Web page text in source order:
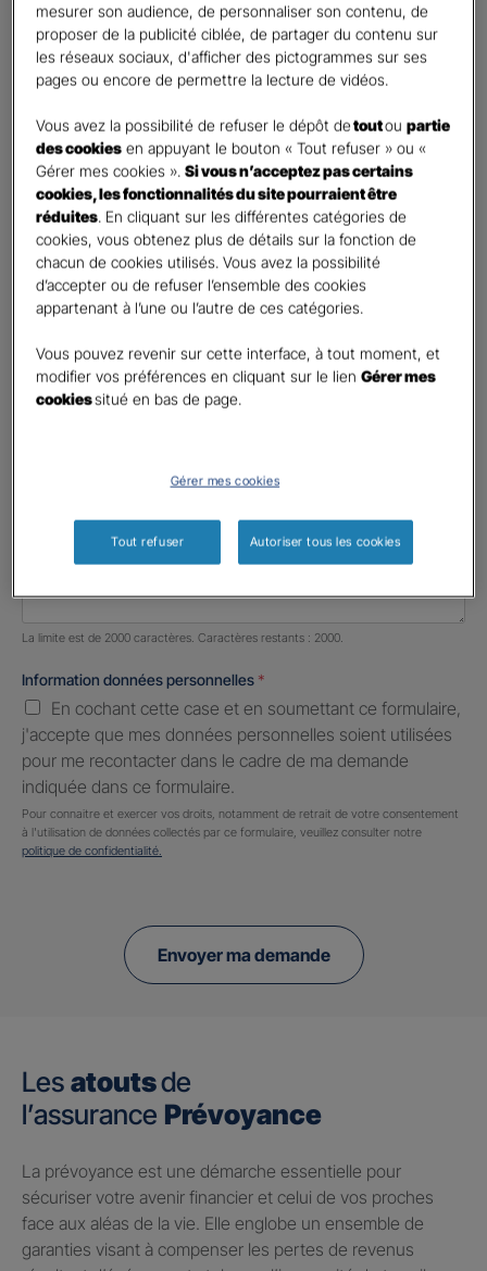
Oui
Non
Civilité*
Madame
Monsieur
Contact*
First
Votre profession
Profession libérale
Téléphone
United
Informations complémentaires (facultatif)
Nombre de caractères restants :2000 caractères restants
La limite est de 2000 caractères. Caractères restants : 2000.
Information données personnelles *
En cochant cette case et en soumettant ce formulaire,
j'accepte que mes données personnelles soient utilisées
pour me recontacter dans le cadre de ma demande
indiquée dans ce formulaire.
Pour connaitre et exercer vos droits, notamment de retrait de votre consentement
à l'utilisation de données collectés par ce formulaire, veuillez consulter notre
politique de confidentialité.
Envoyer ma demande
Les atoutsde
l’assurance Prévoyance
​La prévoyance est une démarche essentielle pour
sécuriser votre avenir financier et celui de vos proches
face aux aléas de la vie. Elle englobe un ensemble de
garanties visant à compenser les pertes de revenus
mesurer son audience, de personnaliser son contenu, de
proposer de la publicité ciblée, de partager du contenu sur
les réseaux sociaux, d'afficher des pictogrammes sur ses
pages ou encore de permettre la lecture de vidéos.
Vous avez la possibilité de refuser le dépôt detoutoupartie
des cookies en appuyant le bouton « Tout refuser » ou «
Gérer mes cookies ».Si vous n’acceptez pas certains
cookies, les fonctionnalités du site pourraient être
réduites. En cliquant sur les différentes catégories de
cookies, vous obtenez plus de détails sur la fonction de
chacun de cookies utilisés. Vous avez la possibilité
d’accepter ou de refuser l’ensemble des cookies
appartenant à l’une ou l’autre de ces catégories.
Vous pouvez revenir sur cette interface, à tout moment, et
modifier vos préférences en cliquant sur le lienGérer mes
cookiessitué en bas de page.
Gérer mes cookies
Tout refuser Autoriser tous les cookies